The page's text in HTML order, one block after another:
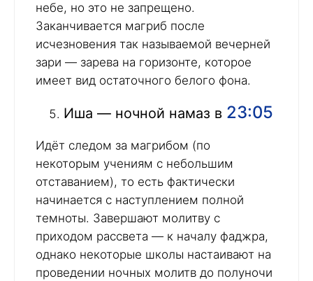
небе, но это не запрещено.
Заканчивается магриб после
исчезновения так называемой вечерней
зари — зарева на горизонте, которое
имеет вид остаточного белого фона.
Иша — ночной намаз в 23:05
Идёт следом за магрибом (по
некоторым учениям с небольшим
отставанием), то есть фактически
начинается с наступлением полной
темноты. Завершают молитву с
приходом рассвета — к началу фаджра,
однако некоторые школы настаивают на
проведении ночных молитв до полуночи